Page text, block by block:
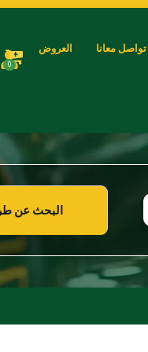
تواصل معانا العروض
0
البحث عن